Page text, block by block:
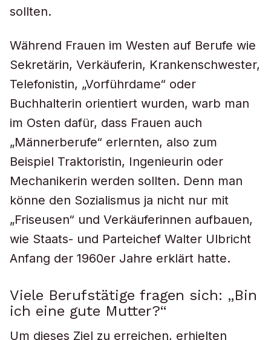
sollten.
Während Frauen im Westen auf Berufe wie
Sekretärin, Verkäuferin, Krankenschwester,
Telefonistin, „Vorführdame“ oder
Buchhalterin orientiert wurden, warb man
im Osten dafür, dass Frauen auch
„Männerberufe“ erlernten, also zum
Beispiel Traktoristin, Ingenieurin oder
Mechanikerin werden sollten. Denn man
könne den Sozialismus ja nicht nur mit
„Friseusen“ und Verkäuferinnen aufbauen,
wie Staats- und Parteichef Walter Ulbricht
Anfang der 1960er Jahre erklärt hatte.
Viele Berufstätige fragen sich: „Bin
ich eine gute Mutter?“
Um dieses Ziel zu erreichen, erhielten